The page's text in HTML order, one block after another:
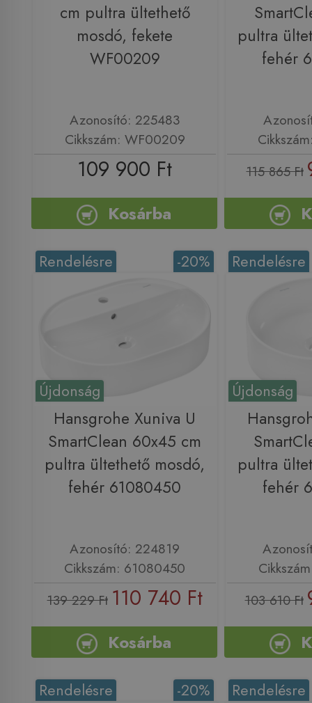
cm pultra ültethető
mosdó, fekete
WF00209
Azonosító: 225483
Cikkszám: WF00209
109 900 Ft
Kosárba
pultra
fehér
115 865 Ft
Újdonság
-20%
Rendelésre
Hansgrohe Xuniva U
SmartClean 60x45 cm
pultra ültethető mosdó,
fehér 61080450
Azonosító: 224819
Cikkszám: 61080450
139 229 Ft 110 740 Ft
Kosárba
Újdonság
Rendelésre
pultra
fehér
103 610 Ft
-20%
Rendelésre Rendelésre